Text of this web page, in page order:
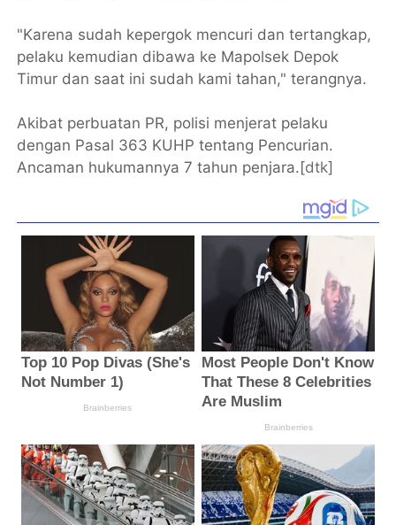
"Karena sudah kepergok mencuri dan tertangkap,
pelaku kemudian dibawa ke Mapolsek Depok
Timur dan saat ini sudah kami tahan," terangnya.
Akibat perbuatan PR, polisi menjerat pelaku
dengan Pasal 363 KUHP tentang Pencurian.
Ancaman hukumannya 7 tahun penjara.[dtk]